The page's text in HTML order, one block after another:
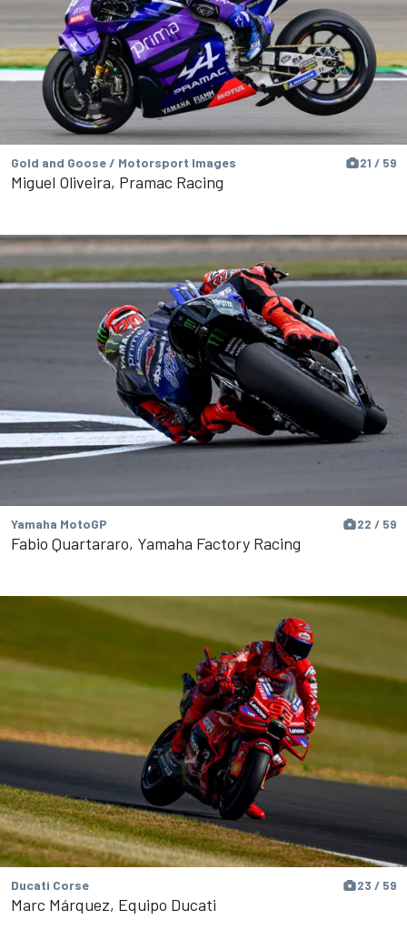
Gold and Goose / Motorsport Images 21 / 59
Miguel Oliveira, Pramac Racing
Yamaha MotoGP 22 / 59
Fabio Quartararo, Yamaha Factory Racing
Ducati Corse 23 / 59
Marc Márquez, Equipo Ducati